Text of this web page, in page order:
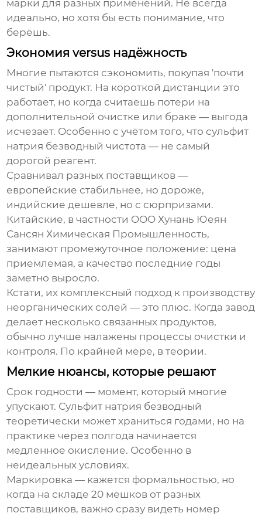
марки для разных применений. Не всегда
идеально, но хотя бы есть понимание, что
берёшь.
Экономия versus надёжность
Многие пытаются сэкономить, покупая 'почти
чистый' продукт. На короткой дистанции это
работает, но когда считаешь потери на
дополнительной очистке или браке — выгода
исчезает. Особенно с учётом того, что сульфит
натрия безводный чистота — не самый
дорогой реагент.
Сравнивал разных поставщиков —
европейские стабильнее, но дороже,
индийские дешевле, но с сюрпризами.
Китайские, в частности OOO Хунань Юеян
Сансян Химическая Промышленность,
занимают промежуточное положение: цена
приемлемая, а качество последние годы
заметно выросло.
Кстати, их комплексный подход к производству
неорганических солей — это плюс. Когда завод
делает несколько связанных продуктов,
обычно лучше налажены процессы очистки и
контроля. По крайней мере, в теории.
Мелкие нюансы, которые решают
Срок годности — момент, который многие
упускают. Сульфит натрия безводный
теоретически может храниться годами, но на
практике через полгода начинается
медленное окисление. Особенно в
неидеальных условиях.
Маркировка — кажется формальностью, но
когда на складе 20 мешков от разных
поставщиков, важно сразу видеть номер